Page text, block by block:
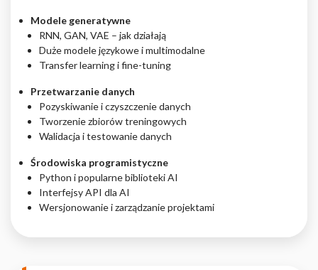
Modele generatywne
RNN, GAN, VAE – jak działają
Duże modele językowe i multimodalne
Transfer learning i fine-tuning
Przetwarzanie danych
Pozyskiwanie i czyszczenie danych
Tworzenie zbiorów treningowych
Walidacja i testowanie danych
Środowiska programistyczne
Python i popularne biblioteki AI
Interfejsy API dla AI
Wersjonowanie i zarządzanie projektami